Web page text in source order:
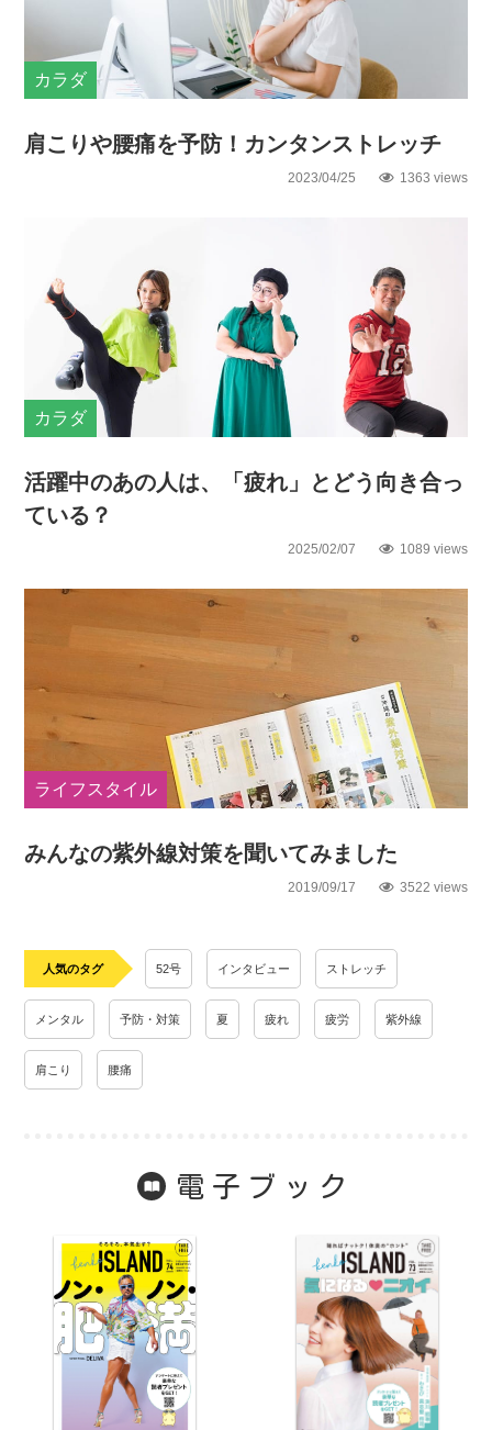
カラダ
肩こりや腰痛を予防！カンタンストレッチ
2023/04/25 1363 views
カラダ
活躍中のあの人は、「疲れ」とどう向き合っ
ている？
2025/02/07 1089 views
ライフスタイル
みんなの紫外線対策を聞いてみました
2019/09/17 3522 views
人気のタグ 52号 インタビュー ストレッチ
メンタル 予防・対策 夏 疲れ 疲労 紫外線
肩こり 腰痛
電子ブック